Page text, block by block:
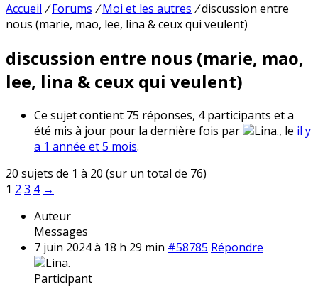
Accueil / Forums / Moi et les autres /discussion entre
nous (marie, mao, lee, lina & ceux qui veulent)
discussion entre nous (marie, mao,
lee, lina & ceux qui veulent)
Ce sujet contient 75 réponses, 4 participants et a
été mis à jour pour la dernière fois par
Lina., le il y
a 1 année et 5 mois.
20 sujets de 1 à 20 (sur un total de 76)
1 2 3 4 →
Auteur
Messages
7 juin 2024 à 18 h 29 min #58785 Répondre
Lina.
Participant